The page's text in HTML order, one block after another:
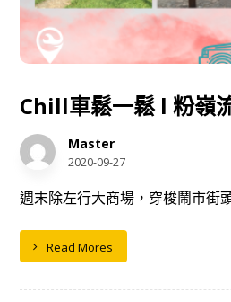
Chill車鬆一鬆 l 粉嶺
Master
2020-09-27
週末除左行大商場，穿梭鬧市街
Read Mores